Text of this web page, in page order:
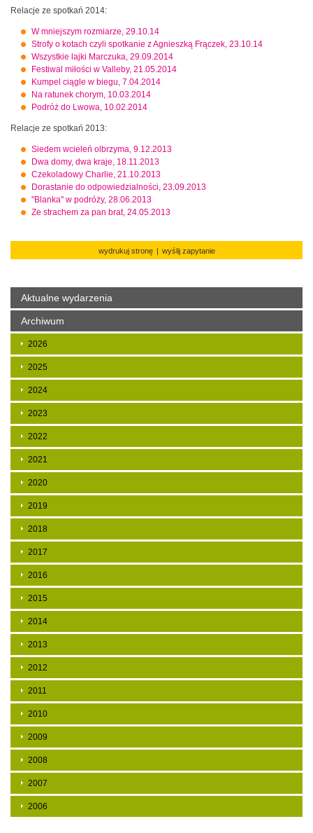
Relacje ze spotkań 2014:
W mniejszym rozmiarze, 29.10.14
Strofy o kotach czyli spotkanie z Agnieszką Frączek, 23.10.14
Wszystkie lajki Marczuka, 29.09.2014
Festiwal miłości w Valleby, 21.05.2014
Kumpel ciągle w biegu, 7.04.2014
Na ratunek chorym, 10.03.2014
Podróż do Lwowa, 10.02.2014
Relacje ze spotkań 2013:
Siedem wcieleń olbrzyma, 9.12.2013
Dwa domy, dwa kraje, 18.11.2013
Czekoladowy Charlie, 21.10.2013
Dorastanie do odpowiedzialności, 23.09.2013
"Blanka" w podróży, 28.06.2013
Ze strachem za pan brat, 24.05.2013
wydrukuj stronę | wyślij zapytanie
Aktualne wydarzenia
Archiwum
2026
2025
2024
2023
2022
2021
2020
2019
2018
2017
2016
2015
2014
2013
2012
2011
2010
2009
2008
2007
2006